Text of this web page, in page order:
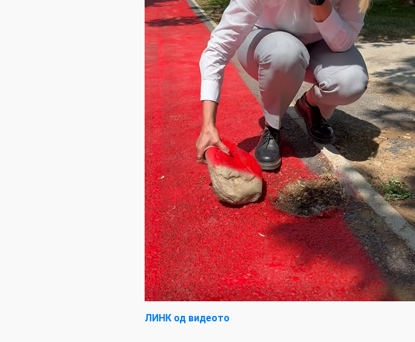
ЛИНК од видеото